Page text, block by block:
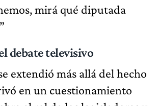
mirá qué diputada
debate televisivo
extendió más allá del hecho
en un cuestionamiento